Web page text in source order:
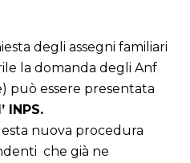
degli assegni familiari
la domanda degli Anf
può essere presentata
INPS.
nuova procedura
che già ne